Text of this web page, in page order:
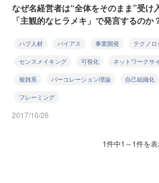
なぜ名経営者は“全体をそのまま”受け
「主観的なヒラメキ」で発言するのか
ハブ人材 バイアス 事業開発 テクノロ
センスメイキング 可視化 ネットワークサ
複雑系 パーコレーション理論 自己組織化
フレーミング
2017/10/26
1件中1～1件を